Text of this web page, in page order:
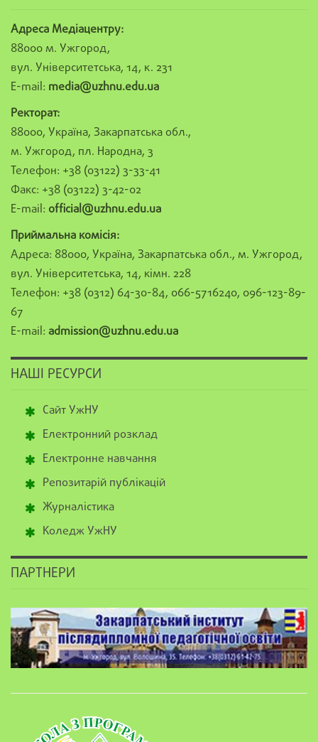
Адреса Медіацентру:
88000 м. Ужгород,
вул. Університетська, 14, к. 231
E-mail: media@uzhnu.edu.ua
Ректорат:
88000, Україна, Закарпатська обл.,
м. Ужгород, пл. Народна, 3
Телефон: +38 (03122) 3-33-41
Факс: +38 (03122) 3-42-02
E-mail: official@uzhnu.edu.ua
Приймальна комісія:
Адреса: 88000, Україна, Закарпатська обл., м. Ужгород,
вул. Університетська, 14, кімн. 228
Телефон: +38 (0312) 64-30-84, 066-5716240, 096-123-89-
67
E-mail: admission@uzhnu.edu.ua
НАШІ РЕСУРСИ
Сайт УжНУ
Електронний розклад
Електронне навчання
Репозитарій публікацій
Журналістика
Коледж УжНУ
ПАРТНЕРИ